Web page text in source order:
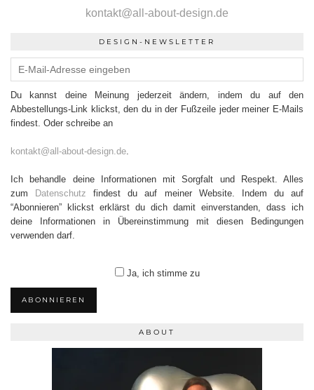
kontakt@all-about-design.de
DESIGN-NEWSLETTER
Du kannst deine Meinung jederzeit ändern, indem du auf den
Abbestellungs-Link klickst, den du in der Fußzeile jeder meiner E-Mails
findest. Oder schreibe an
kontakt@all-about-design.de.
Ich behandle deine Informationen mit Sorgfalt und Respekt. Alles
zum
Datenschutz findest du auf meiner Website. Indem du auf
“Abonnieren” klickst erklärst du dich damit einverstanden, dass ich
deine Informationen in Übereinstimmung mit diesen Bedingungen
verwenden darf.
Ja, ich stimme zu
ABONNIEREN
ABOUT